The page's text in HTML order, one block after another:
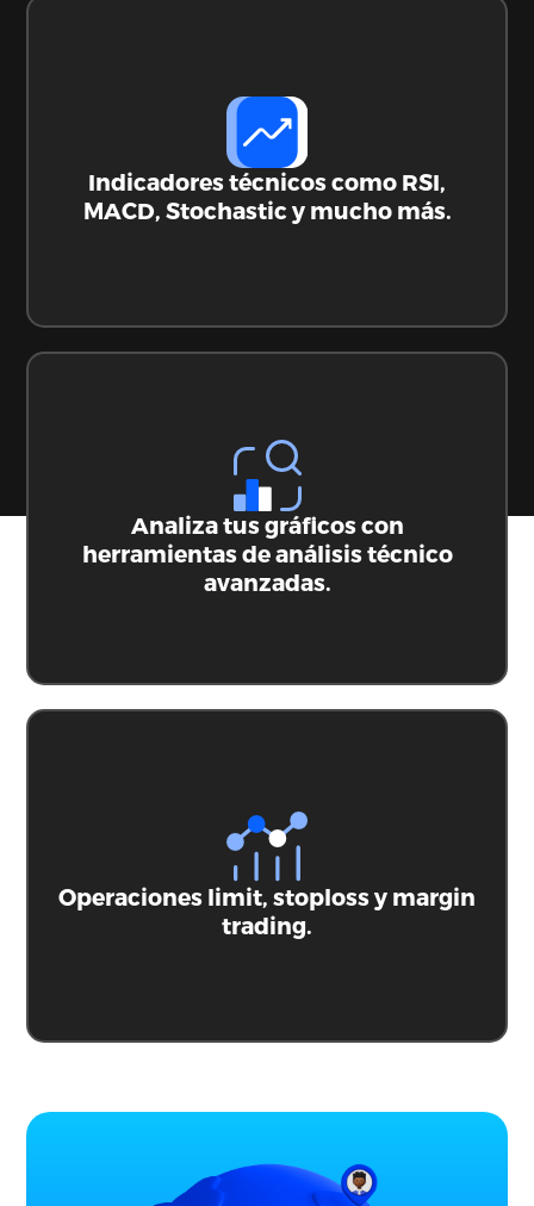
Comprar Bitcoin
Comprar Ethereum
Indicadores técnicos como RSI,
MACD, Stochastic y mucho más.
Analiza tus gráficos con
herramientas de análisis técnico
avanzadas.
Operaciones limit, stoploss y margin
trading.